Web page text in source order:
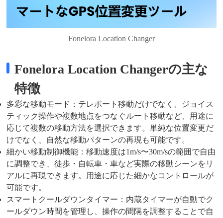
Fonelora Location Changer
Fonelora Location Changerの主な
特徴
多彩な移動モード：テレポート移動だけでなく、ジョイス
ティック操作や複数地点をつなぐルート移動など、用途に
応じて複数の移動方法を選択できます。単純な位置変更だ
けでなく、自然な移動パターンの再現も可能です。
細かい移動制御機能：移動速度は1m/s〜30m/sの範囲で自由
に調整でき、徒歩・自転車・車など実際の移動シーンをリ
アルに再現できます。用途に応じた細かなコントロールが
可能です。
スマートクールダウンタイマー：内蔵タイマーが自動でク
ールダウン時間を管理し、操作の間隔を調整することで自